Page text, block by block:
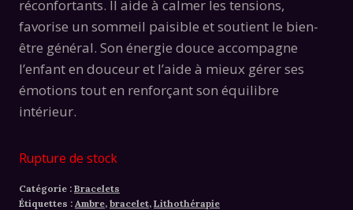
réconfortants. Il aide à calmer les tensions,
favorise un sommeil paisible et soutient le bien-
être général. Son énergie douce accompagne
l’enfant en douceur et l’aide à mieux gérer ses
émotions tout en renforçant son équilibre
intérieur.
Rupture de stock
Catégorie : Bracelets
Étiquettes : Ambre, bracelet, Lithothérapie